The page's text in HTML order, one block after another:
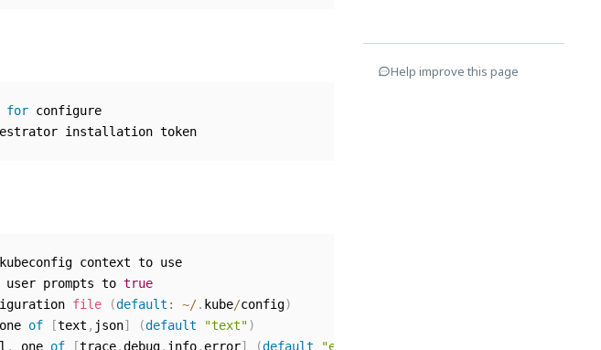
for configure
context to use
prompts to true
file (default : ~/. kube/config)
one of [text , json] (default "text")
. one of [trace,debug, info, error] (default "error"
Help improve this page